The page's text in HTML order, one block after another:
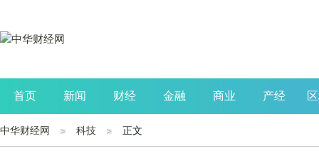
首页 新闻 财经 金融 商业 产经
公司 生活 读书
中华财经网 科技 正文